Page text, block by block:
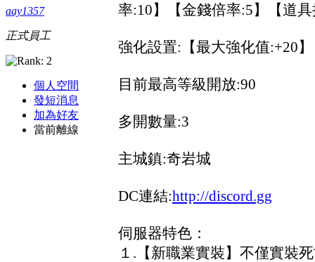
aay1357
正式員工
個人空間
發短消息
加為好友
當前離線
率:10】【金錢倍率:5】【道
強化設置:【最大強化值:+20
目前最高等級開放:90
多開數量:3
主城鎮:奇岩城
DC連結:http://discord.gg
伺服器特色：
１.【新職業實裝】不僅實裝